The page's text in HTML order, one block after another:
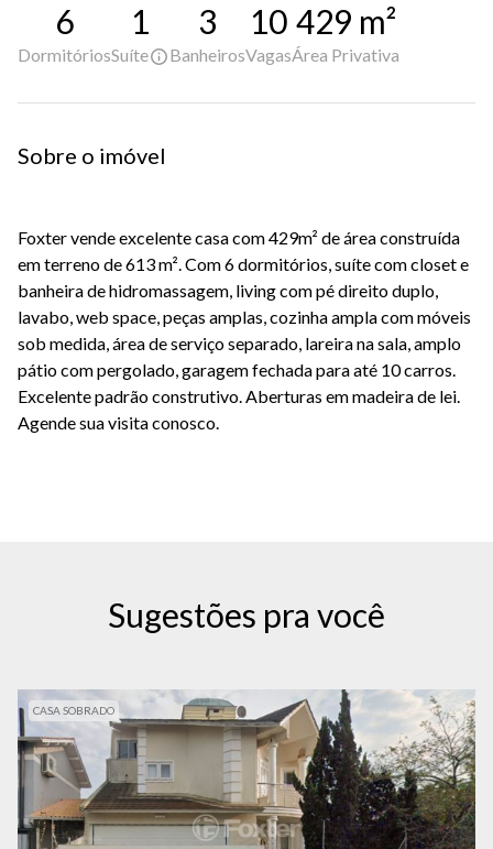
6
Dormitórios
1
Suíte
3
Banheiros
10
Vagas
429 m²
Área Privativa
Sobre o imóvel
Foxter vende excelente casa com 429m² de área construída
em terreno de 613 m². Com 6 dormitórios, suíte com closet e
banheira de hidromassagem, living com pé direito duplo,
lavabo, web space, peças amplas, cozinha ampla com móveis
sob medida, área de serviço separado, lareira na sala, amplo
pátio com pergolado, garagem fechada para até 10 carros.
Excelente padrão construtivo. Aberturas em madeira de lei.
Agende sua visita conosco.
Sugestões pra você
CASA SOBRADO